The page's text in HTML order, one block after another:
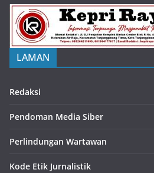
LAMAN
Redaksi
Pendoman Media Siber
Perlindungan Wartawan
Kode Etik Jurnalistik